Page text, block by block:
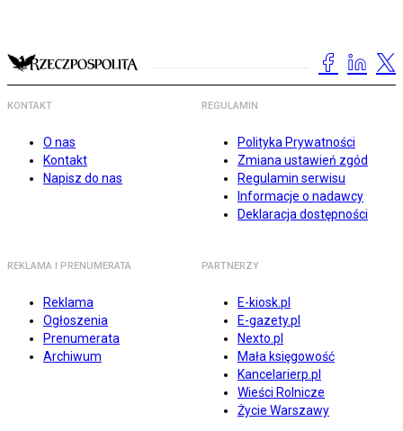
KONTAKT
O nas
Kontakt
Napisz do nas
REGULAMIN
Polityka Prywatności
Zmiana ustawień zgód
Regulamin serwisu
Informacje o nadawcy
Deklaracja dostępności
REKLAMA I PRENUMERATA
Reklama
Ogłoszenia
Prenumerata
Archiwum
PARTNERZY
E-kiosk.pl
E-gazety.pl
Nexto.pl
Mała księgowość
Kancelarierp.pl
Wieści Rolnicze
Życie Warszawy